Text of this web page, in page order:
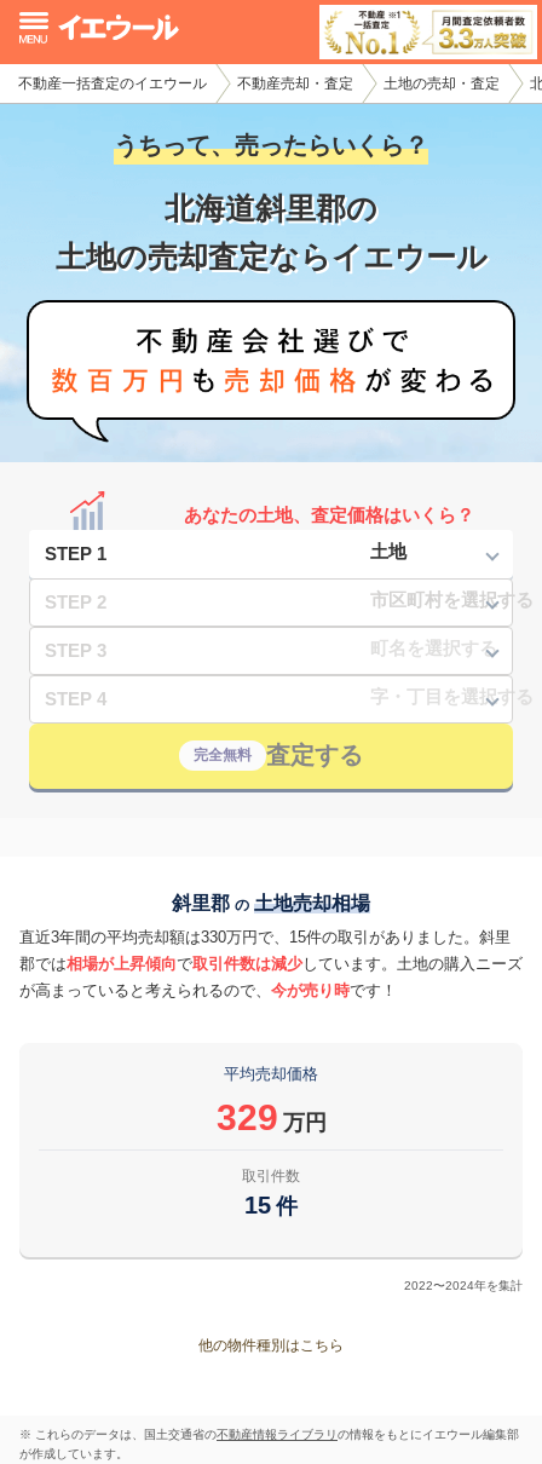
不動産一括査定のイエウール 不動産売却・査定 土地の売却・査定
うちって、売ったらいくら？
北海道斜里郡の
土地の売却査定ならイエウール
あなたの土地、査定価格はいくら？
STEP 1
STEP 2
STEP 3
STEP 4
完全無料 査定する
斜里郡 の 土地売却相場
直近3年間の平均売却額は330万円で、15件の取引がありました。斜里
郡では相場が上昇傾向で取引件数は減少しています。土地の購入ニーズ
が高まっていると考えられるので、 今が売り時です！
平均売却価格
329 万円
取引件数
15 件
2022〜2024年を集計
他の物件種別はこちら
※ これらのデータは、国土交通省の不動産情報ライブラリの情報をもとにイエウール編集部
が作成しています。
イエウール加盟希望の不動産会社様
初めての方へ
不動産の売却・一括査定
家査定シミュレーター
お問い合わせ